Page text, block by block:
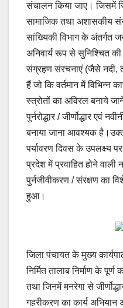
संचालन किया जाए। जिसमें
सामाजिक तथा अशासकीय
सांख्यिकी विभाग के अंतर्गत
अनिवार्य रूप से सुनिश्चित
संग्रहण संरचनाएं (जैसे नदी,
हैं जो कि वर्तमान में विभिन्न
स्त्रोतों का अविरल बनाये
पुर्नरोद्धार / जीर्णोद्धार एवं
बनाया जाना आवश्यक
पर्यावरण दिवस के
प्रदेश में प्रवाहित होने
पुर्नजीवीकरण / संरक्षण का
हुआ।
जिला पंचायत के मुख्य
निर्मित तालाब निर्माण के
तथा जिनमें मनरेगा से
गहरीकरण का कार्य अभियान